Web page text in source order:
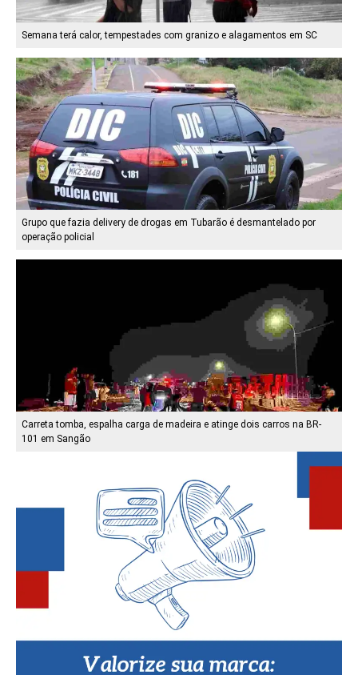
Semana terá calor, tempestades com granizo e alagamentos em SC
Grupo que fazia delivery de drogas em Tubarão é desmantelado por
operação policial
Carreta tomba, espalha carga de madeira e atinge dois carros na BR-
101 em Sangão